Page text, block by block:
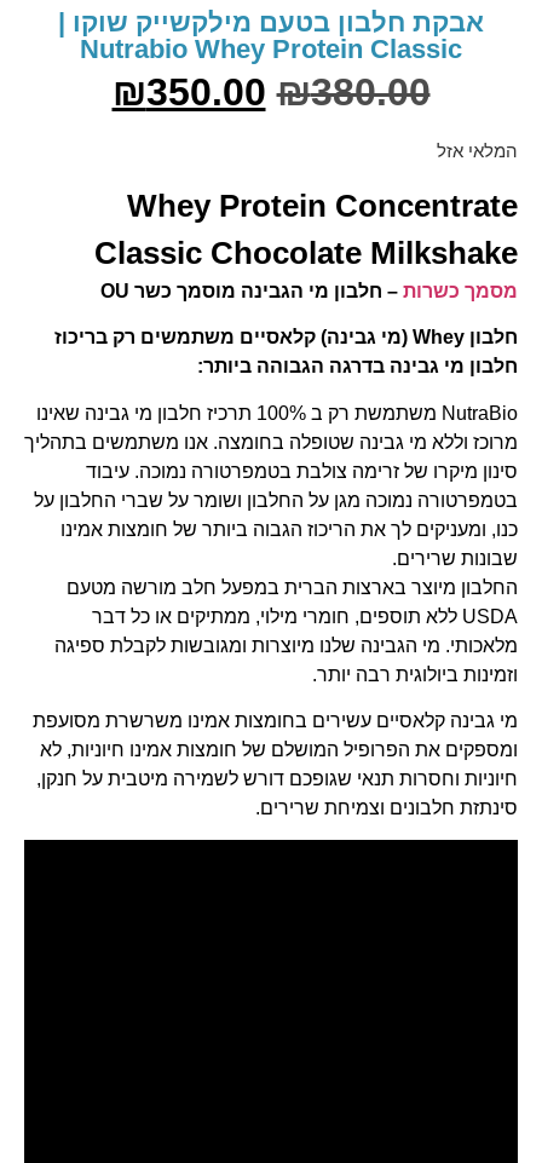
אבקת חלבון בטעם מילקשייק שוקו |
Nutrabio Whey Protein Classic
₪380.00
₪350.00
אזל
Whey Protein
Classic Chocolate
כשרות–חלבון מי הגבינה מוסמך כשרOU
Whey
(מי גבינה) קלאסיים משתמשים רק בריכוז
מי גבינה בדרגה הגבוהה ביותר:
NutraBio משתמשת רק ב 100% תרכיז חלבון מי גבינה שאינו
וללא מי גבינה שטופלה בחומצה. אנו משתמשים בתהליך
מיקרו של זרימה צולבת בטמפרטורה נמוכה. עיבוד
נמוכה מגן על החלבון ושומר על שברי החלבון על
ומעניקים לך את הריכוז הגבוה ביותר של חומצות אמינו
שרירים.
מיוצר בארצות הברית במפעל חלב מורשה מטעם
USDA ללא תוספים, חומרי מילוי, ממתיקים או כל דבר
מי הגבינה שלנו מיוצרות ומגובשות לקבלת ספיגה
ביולוגית רבה יותר.
גבינה קלאסיים עשירים בחומצות אמינו משרשרת מסועפת
את הפרופיל המושלם של חומצות אמינו חיוניות, לא
וחסרות תנאי שגופכם דורש לשמירה מיטבית על חנקן,
חלבונים וצמיחת שרירים.